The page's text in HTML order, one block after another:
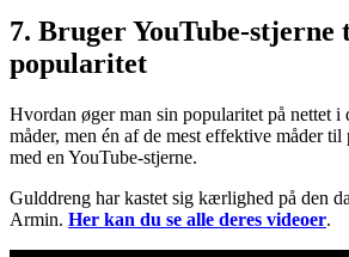
7. Bruger YouTube-stjerne
popularitet
Hvordan øger man sin popularitet på nettet i
måder, men én af de mest effektive måder til
med en YouTube-stjerne.
Gulddreng har kastet sig kærlighed på den
Armin. Her kan du se alle deres videoer.